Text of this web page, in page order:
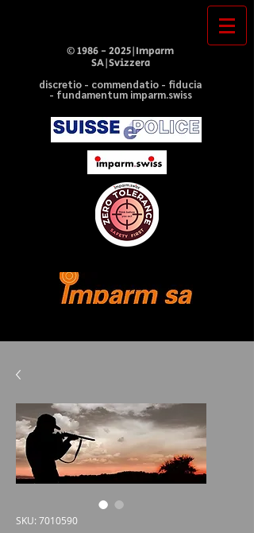
©1986 - 2025|Imparm
SA|Svizzera
discretio - commendatio - fiducia
- fundamentum imparm.swiss
SKU: 7010590